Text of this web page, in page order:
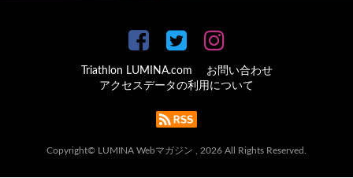
Triathlon LUMINA.com
お問い合わせ
アクセスデータの利用について
Copyright© LUMINA Webマガジン , 2026 All Rights Reserved.